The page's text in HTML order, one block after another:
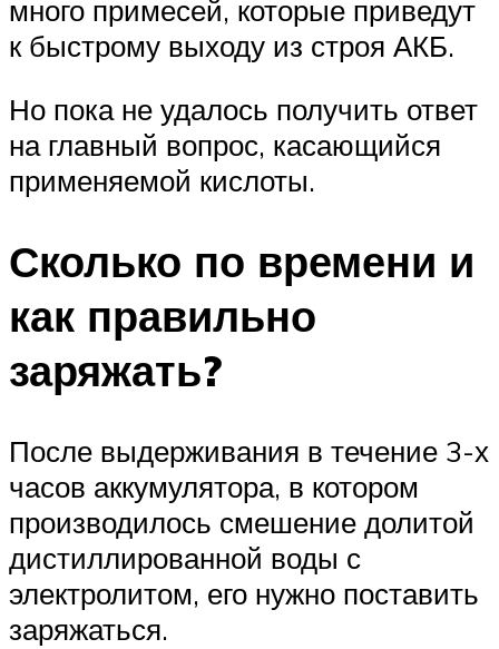
много примесей, которые приведут
к быстрому выходу из строя АКБ.
Но пока не удалось получить ответ
на главный вопрос, касающийся
применяемой кислоты.
Сколько по времени и
как правильно
заряжать?
После выдерживания в течение 3-х
часов аккумулятора, в котором
производилось смешение долитой
дистиллированной воды с
электролитом, его нужно поставить
заряжаться.